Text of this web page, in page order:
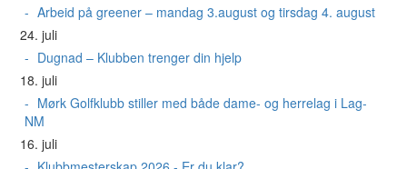
Arbeid på greener – mandag 3.august og tirsdag 4. august
24. juli
Dugnad – Klubben trenger din hjelp
18. juli
Mørk Golfklubb stiller med både dame- og herrelag i Lag-
NM
16. juli